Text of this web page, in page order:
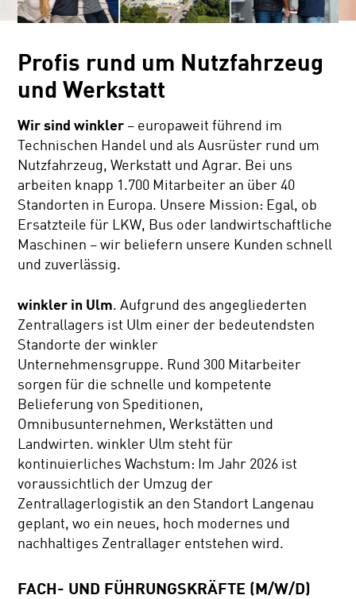
Profis rund um Nutzfahrzeug
und Werkstatt
Wir sind winkler – europaweit führend im
Technischen Handel und als Ausrüster rund um
Nutzfahrzeug, Werkstatt und Agrar. Bei uns
arbeiten knapp 1.700 Mitarbeiter an über 40
Standorten in Europa. Unsere Mission: Egal, ob
Ersatzteile für LKW, Bus oder landwirtschaftliche
Maschinen – wir beliefern unsere Kunden schnell
und zuverlässig.
winkler in Ulm. Aufgrund des angegliederten
Zentrallagers ist Ulm einer der bedeutendsten
Standorte der winkler
Unternehmensgruppe. Rund 300 Mitarbeiter
sorgen für die schnelle und kompetente
Belieferung von Speditionen,
Omnibusunternehmen, Werkstätten und
Landwirten. winkler Ulm steht für
kontinuierliches Wachstum: Im Jahr 2026 ist
voraussichtlich der Umzug der
Zentrallagerlogistik an den Standort Langenau
geplant, wo ein neues, hoch modernes und
nachhaltiges Zentrallager entstehen wird.
FACH- UND FÜHRUNGSKRÄFTE (M/W/D)